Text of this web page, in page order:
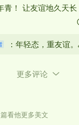
不如干脆上台来
青！ 让友谊地久天
：年轻态，重友谊
更多评论
看他更多美文